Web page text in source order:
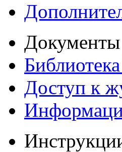
Документы
Доступ к